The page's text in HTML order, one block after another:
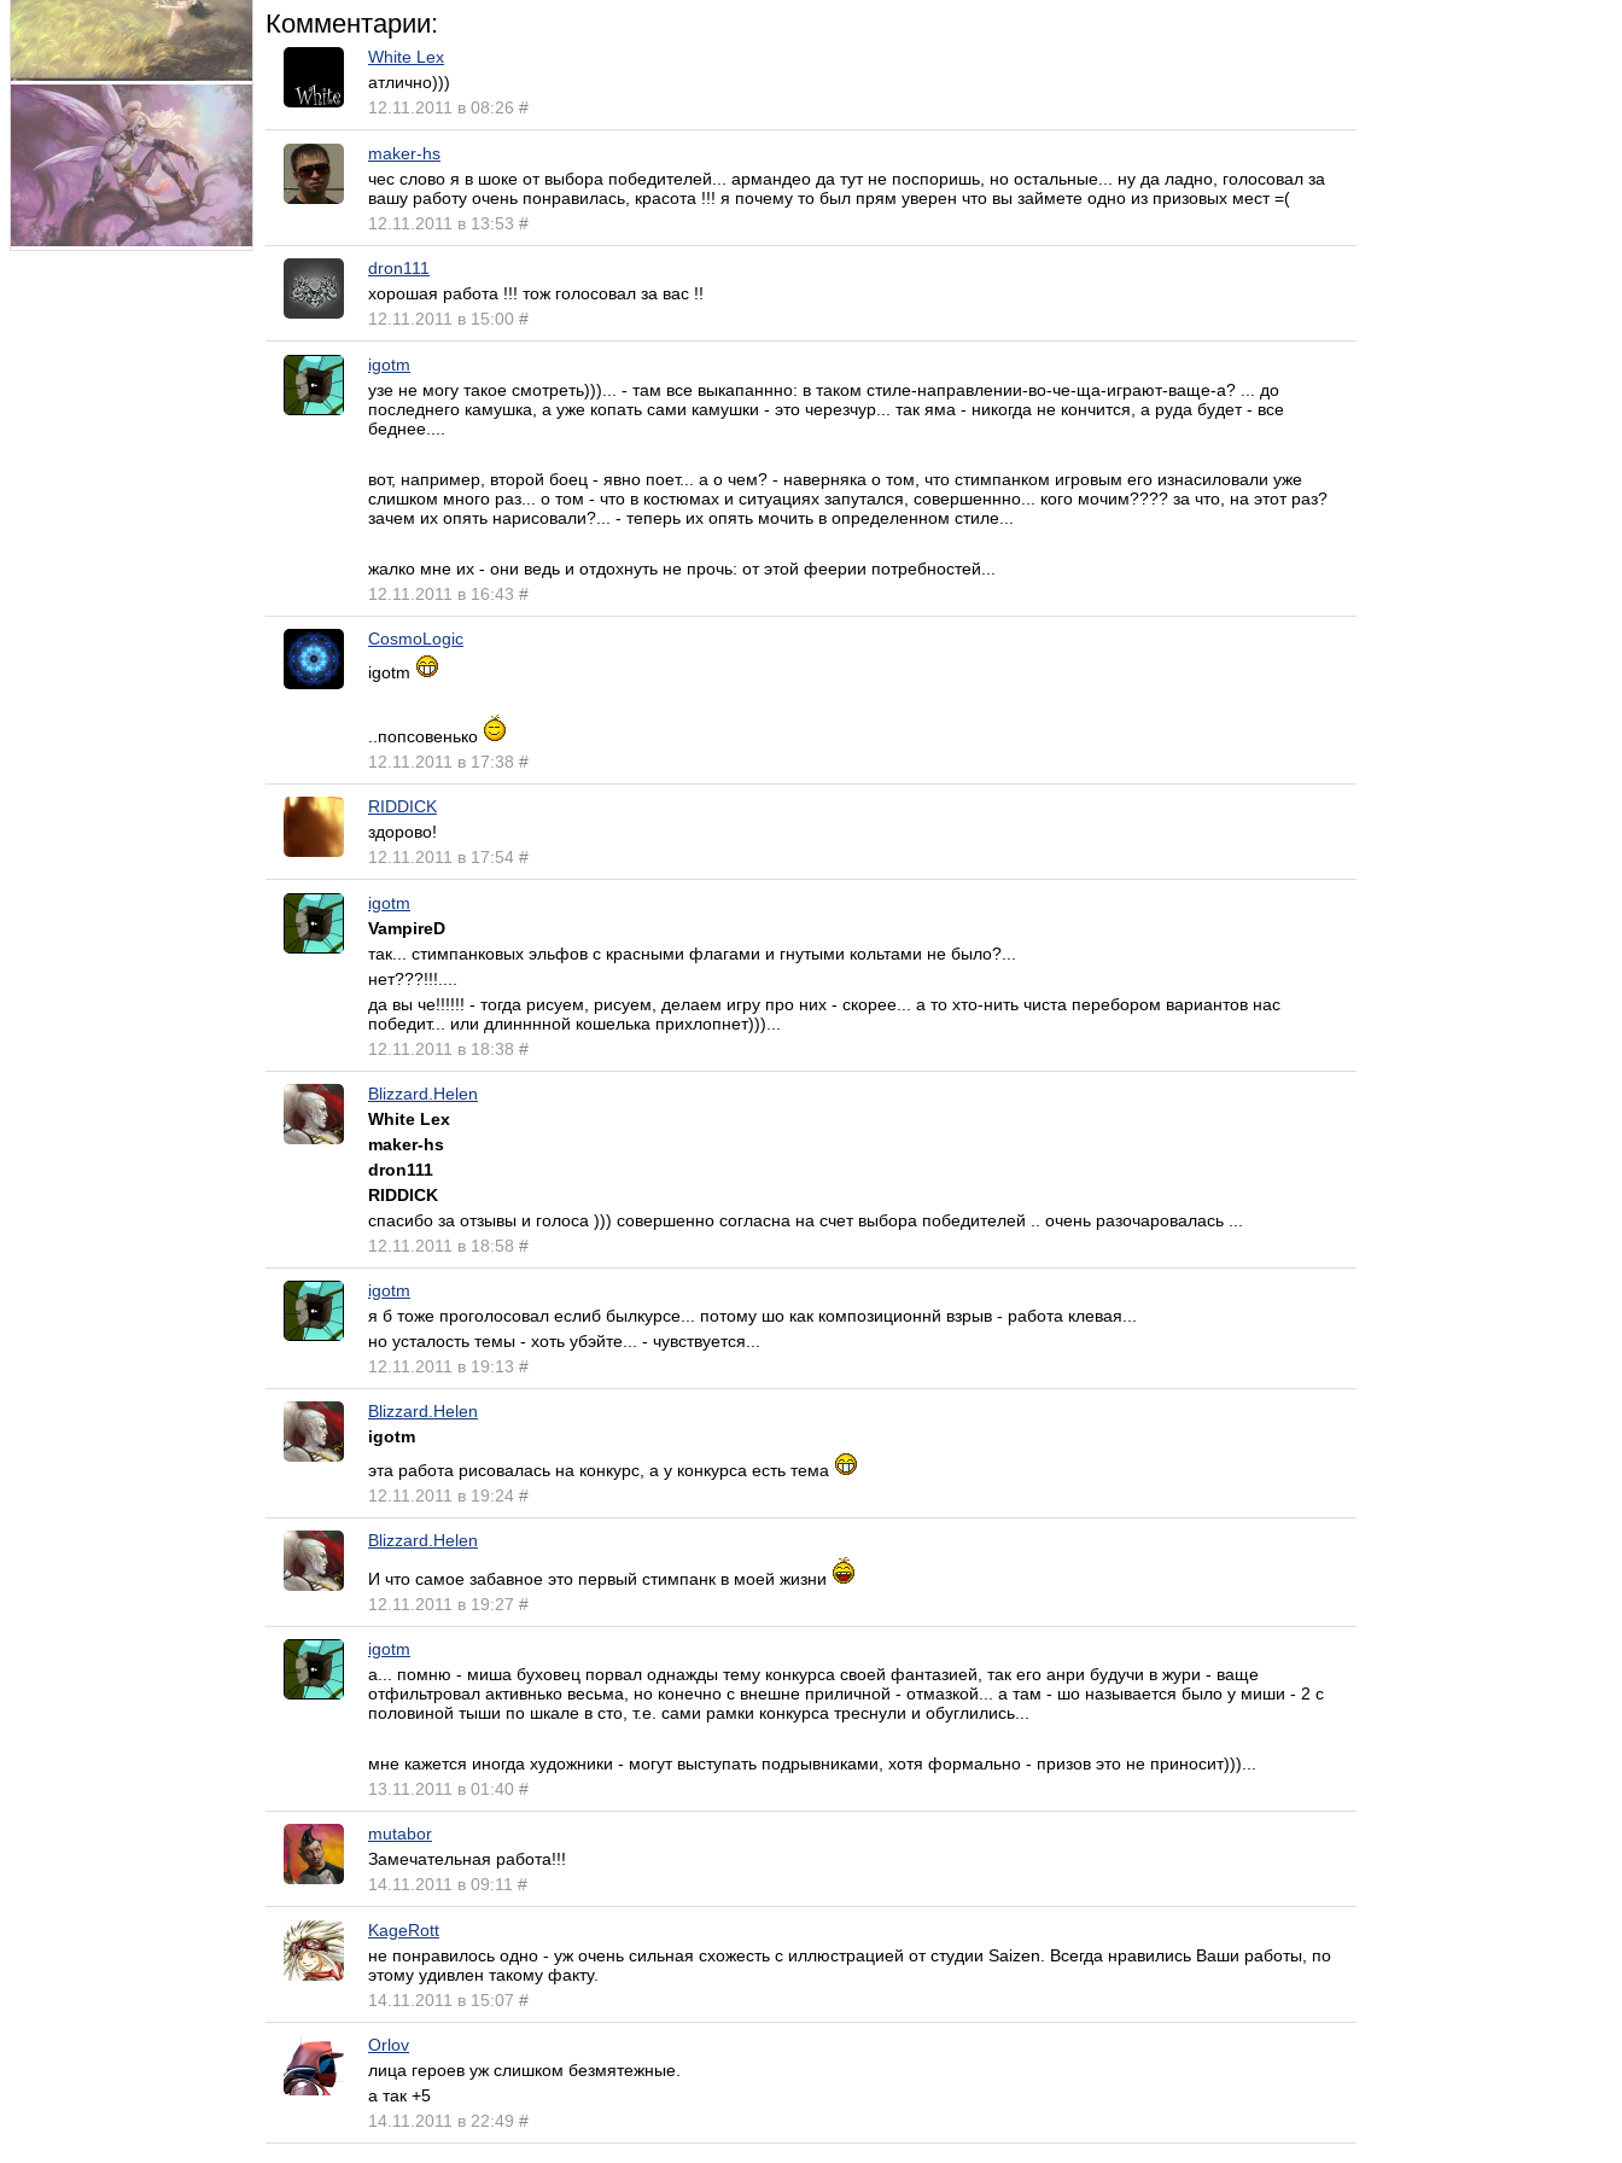
Комментарии:
White Lex
атлично)))
12.11.2011 в 08:26 #
maker-hs
чес слово я в шоке от выбора победителей... армандео да тут не поспоришь, но остальные... ну да ладно, голосовал за
вашу работу очень понравилась, красота !!! я почему то был прям уверен что вы займете одно из призовых мест =(
12.11.2011 в 13:53 #
dron111
хорошая работа !!! тож голосовал за вас !!
12.11.2011 в 15:00 #
igotm
узе не могу такое смотреть)))... - там все выкапаннно: в таком стиле-направлении-во-че-ща-играют-ваще-а? ... до
последнего камушка, а уже копать сами камушки - это черезчур... так яма - никогда не кончится, а руда будет - все
беднее....
вот, например, второй боец - явно поет... а о чем? - наверняка о том, что стимпанком игровым его изнасиловали уже
слишком много раз... о том - что в костюмах и ситуациях запутался, совершеннно... кого мочим???? за что, на этот раз?
зачем их опять нарисовали?... - теперь их опять мочить в определенном стиле...
жалко мне их - они ведь и отдохнуть не прочь: от этой феерии потребностей...
12.11.2011 в 16:43 #
CosmoLogic
igotm
..попсовенько
12.11.2011 в 17:38 #
RIDDICK
здорово!
12.11.2011 в 17:54 #
igotm
VampireD
так... стимпанковых эльфов с красными флагами и гнутыми кольтами не было?...
нет???!!!....
да вы че!!!!!! - тогда рисуем, рисуем, делаем игру про них - скорее... а то хто-нить чиста перебором вариантов нас
победит... или длинннной кошелька прихлопнет)))...
12.11.2011 в 18:38 #
Blizzard.Helen
White Lex
maker-hs
dron111
RIDDICK
спасибо за отзывы и голоса ))) совершенно согласна на счет выбора победителей .. очень разочаровалась ...
12.11.2011 в 18:58 #
igotm
я б тоже проголосовал еслиб былкурсе... потому шо как композиционнй взрыв - работа клевая...
но усталость темы - хоть убэйте... - чувствуется...
12.11.2011 в 19:13 #
Blizzard.Helen
igotm
эта работа рисовалась на конкурс, а у конкурса есть тема
12.11.2011 в 19:24 #
Blizzard.Helen
И что самое забавное это первый стимпанк в моей жизни
12.11.2011 в 19:27 #
igotm
а... помню - миша буховец порвал однажды тему конкурса своей фантазией, так его анри будучи в жури - ваще
отфильтровал активнько весьма, но конечно с внешне приличной - отмазкой... а там - шо называется было у миши - 2 с
половиной тыши по шкале в сто, т.е. сами рамки конкурса треснули и обуглились...
мне кажется иногда художники - могут выступать подрывниками, хотя формально - призов это не приносит)))...
13.11.2011 в 01:40 #
mutabor
Замечательная работа!!!
14.11.2011 в 09:11 #
KageRott
не понравилось одно - уж очень сильная схожесть с иллюстрацией от студии Saizen. Всегда нравились Ваши работы, по
этому удивлен такому факту.
14.11.2011 в 15:07 #
Orlov
лица героев уж слишком безмятежные.
а так +5
14.11.2011 в 22:49 #